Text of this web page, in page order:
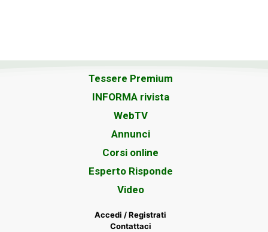
Tessere Premium
INFORMA rivista
WebTV
Annunci
Corsi online
Esperto Risponde
Video
Accedi / Registrati
Contattaci